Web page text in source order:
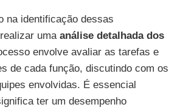
na identificação dessas
uma análise detalhada dos
envolve avaliar as tarefas e
de cada função, discutindo com os
envolvidas. É essencial
ter um desempenho